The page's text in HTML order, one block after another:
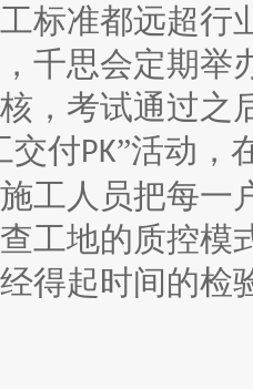
标准都远超行
千思会定期举
，考试通过之
交付PK”活动，
工人员把每一
工地的质控模
得起时间的检